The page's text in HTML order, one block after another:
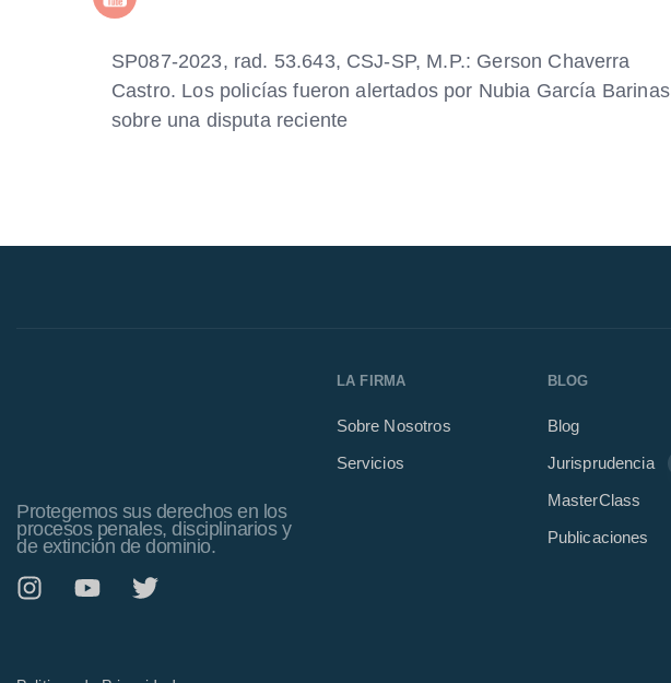
SP087-2023, rad. 53.643, CSJ-SP, M.P.: Gerson Chaverra
Castro. Los policías fueron alertados por Nubia García Barinas
sobre una disputa reciente
Protegemos sus derechos en los
procesos penales, disciplinarios y
de extinción de dominio.
LA FIRMA
Sobre Nosotros
Servicios
BLOG
Blog
Jurisprudencia
MasterClass
Publicaciones